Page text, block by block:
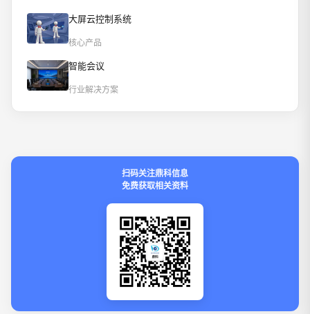
大屏云控制系统
核心产品
智能会议
行业解决方案
扫码关注鼎科信息
免费获取相关资料